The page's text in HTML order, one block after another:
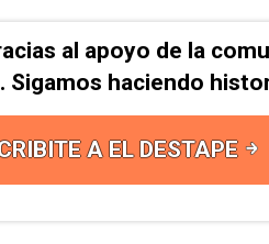
al apoyo de la
Sigamos haciendo
A EL DESTAPE